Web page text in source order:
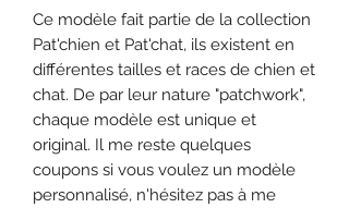
Ce modèle fait partie de la collection
Pat'chien et Pat'chat, ils existent en
différentes tailles et races de chien et
chat. De par leur nature "patchwork",
chaque modèle est unique et
original. Il me reste quelques
coupons si vous voulez un modèle
personnalisé, n'hésitez pas à me